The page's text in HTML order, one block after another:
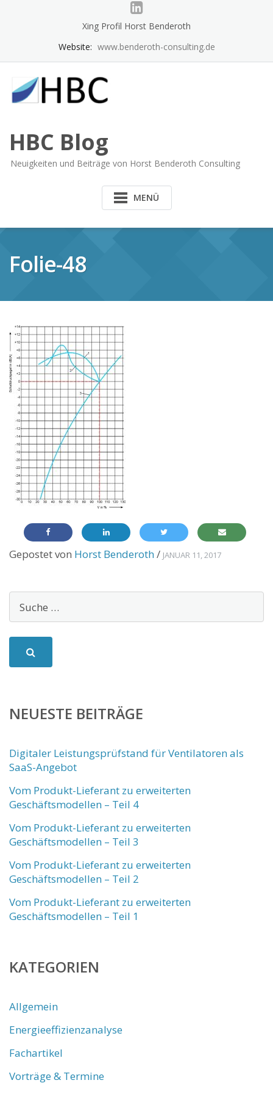
Xing Profil Horst Benderoth
Website: www.benderoth-consulting.de
HBC Blog
Neuigkeiten und Beiträge von Horst Benderoth Consulting
MENÜ
Folie-48
Gepostet von Horst Benderoth/ JANUAR 11, 2017
NEUESTE BEITRÄGE
Digitaler Leistungsprüfstand für Ventilatoren als
SaaS-Angebot
Vom Produkt-Lieferant zu erweiterten
Geschäftsmodellen – Teil 4
Vom Produkt-Lieferant zu erweiterten
Geschäftsmodellen – Teil 3
Vom Produkt-Lieferant zu erweiterten
Geschäftsmodellen – Teil 2
Vom Produkt-Lieferant zu erweiterten
Geschäftsmodellen – Teil 1
KATEGORIEN
Allgemein
Energieeffizienzanalyse
Fachartikel
Vorträge & Termine